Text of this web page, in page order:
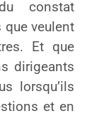
constat
que veulent
Et que
dirigeants
lorsqu’ils
et en